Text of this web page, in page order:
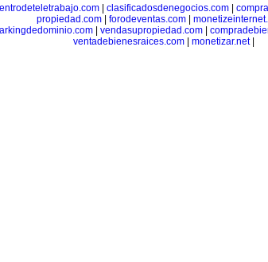
clasificadosdenegocios.com
propiedad.com
forodeventas.com
| vendasupropiedad.com|
ventadebienesraices.com
monetizar.net|